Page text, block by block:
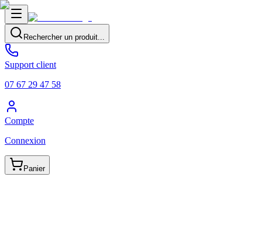
Rechercher un produit...
Support client
07 67 29 47 58
Compte
Connexion
Panier